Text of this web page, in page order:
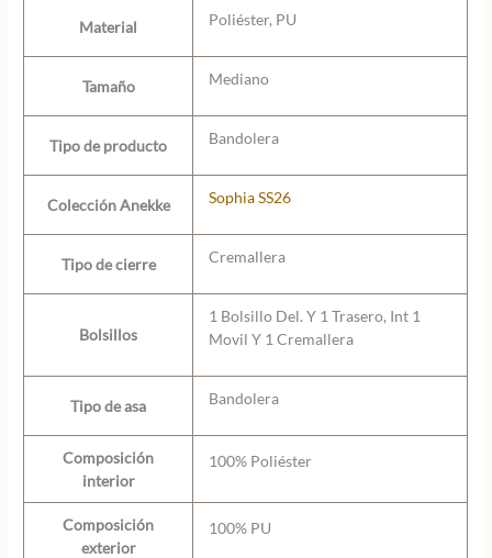
Material Poliéster, PU
Tamaño Mediano
Tipo de producto Bandolera
Colección Anekke Sophia SS26
Tipo de cierre Cremallera
Bolsillos
1 Bolsillo Del. Y 1 Trasero, Int 1
Movil Y 1 Cremallera
Tipo de asa Bandolera
Composición
interior
100% Poliéster
Composición
exterior
100% PU